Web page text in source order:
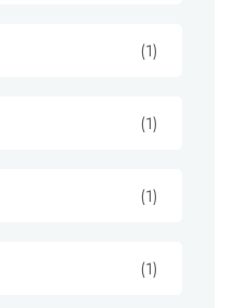
(1)
(1)
(1)
(1)